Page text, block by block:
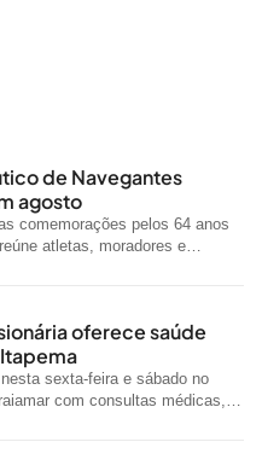
de Navegantes
agosto
comemorações pelos 64 anos
atletas, moradores e
oferece saúde
sexta-feira e sábado no
com consultas médicas,